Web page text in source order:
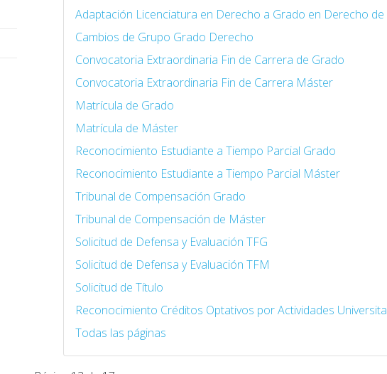
Adaptación Licenciatura en Derecho a Grado en Derecho de
Cambios de Grupo Grado Derecho
Convocatoria Extraordinaria Fin de Carrera de Grado
Convocatoria Extraordinaria Fin de Carrera Máster
Matrícula de Grado
Matrícula de Máster
Reconocimiento Estudiante a Tiempo Parcial Grado
Reconocimiento Estudiante a Tiempo Parcial Máster
Tribunal de Compensación Grado
Tribunal de Compensación de Máster
Solicitud de Defensa y Evaluación TFG
Solicitud de Defensa y Evaluación TFM
Solicitud de Título
Reconocimiento Créditos Optativos por Actividades
Todas las páginas